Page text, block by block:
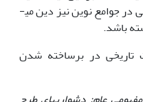
در جوامع نوین نیز دین می­
باشد.
در برساخته شدن